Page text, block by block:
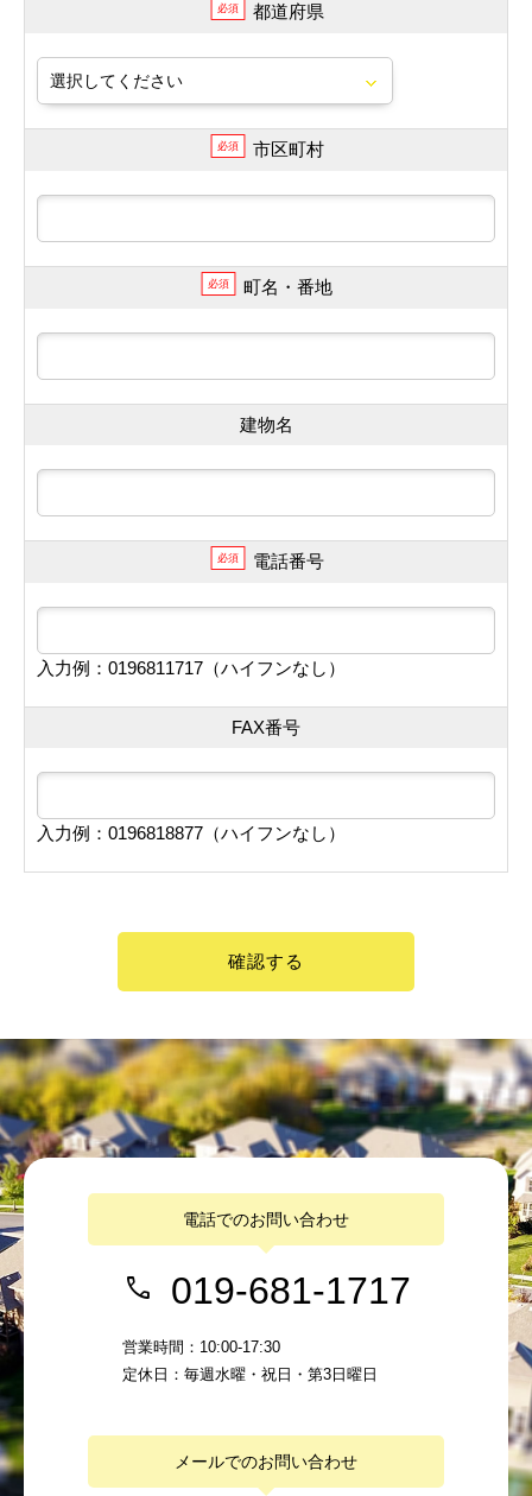
必須 都道府県
必須 市区町村
必須 町名・番地
建物名
必須 電話番号
入力例：0196811717（ハイフンなし）
FAX番号
入力例：0196818877（ハイフンなし）
確認する
電話でのお問い合わせ
019-681-1717
営業時間：10:00-17:30
定休日：毎週水曜・祝日・第3日曜日
メールでのお問い合わせ